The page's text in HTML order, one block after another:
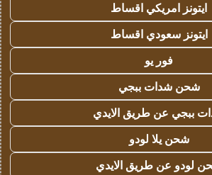
ايتونز امريكي اقساط
ايتونز سعودي اقساط
فور يو
شحن شدات ببجي
ببجي عن طريق الايدي
شحن يلا لودو
لودو عن طريق الايدي